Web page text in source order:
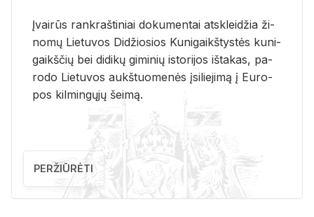
Įvai­rūs rank­raš­ti­niai do­ku­men­tai at­sklei­džia ži­
no­mų Lie­tu­vos Di­džio­sios Ku­ni­gaikš­tys­tės ku­ni­
gaikš­čių bei di­di­kų gi­mi­nių is­to­ri­jos iš­ta­kas, pa­
ro­do Lie­tu­vos aukš­tuo­me­nės įsi­lie­ji­mą į Eu­ro­
pos kil­min­gų­jų šei­mą.
PERŽIŪRĖTI